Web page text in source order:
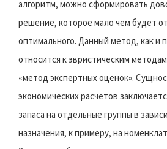
алгоритм, можно сформировать
решение, которое мало чем будет
оптимального. Данный метод, как и
относится к эвристическим
«метод экспертных оценок».
экономических расчетов
запаса на отдельные группы в
назначения, к примеру, на